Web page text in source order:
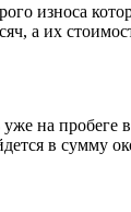
износа
а их
на пробеге
в сумму